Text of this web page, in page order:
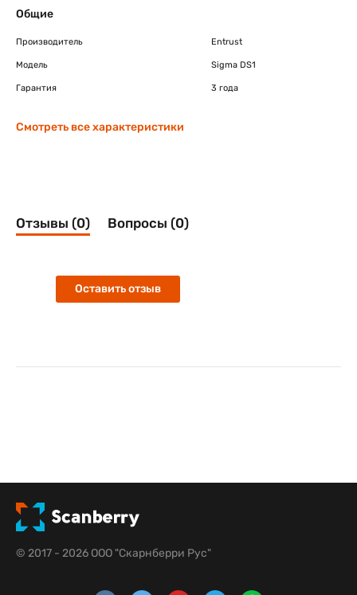
Общие
Производитель Entrust
Модель Sigma DS1
Гарантия 3 года
Смотреть все характеристики
Отзывы (0) Вопросы (0)
Оставить отзыв
© 2017 - 2026 ООО "Скарнберри Рус"